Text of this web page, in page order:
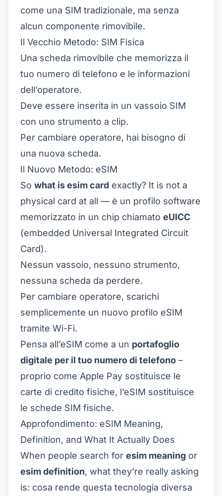
come una SIM tradizionale, ma senza
alcun componente rimovibile.
Il Vecchio Metodo: SIM Fisica
Una scheda rimovibile che memorizza il
tuo numero di telefono e le informazioni
dell’operatore.
Deve essere inserita in un vassoio SIM
con uno strumento a clip.
Per cambiare operatore, hai bisogno di
una nuova scheda.
Il Nuovo Metodo: eSIM
So what is esim card exactly? It is not a
physical card at all — è un profilo software
memorizzato in un chip chiamato eUICC
(embedded Universal Integrated Circuit
Card).
Nessun vassoio, nessuno strumento,
nessuna scheda da perdere.
Per cambiare operatore, scarichi
semplicemente un nuovo profilo eSIM
tramite Wi-Fi.
Pensa all’eSIM come a un portafoglio
digitale per il tuo numero di telefono –
proprio come Apple Pay sostituisce le
carte di credito fisiche, l’eSIM sostituisce
le schede SIM fisiche.
Approfondimento: eSIM Meaning,
Definition, and What It Actually Does
When people search for esim meaning or
esim definition, what they’re really asking
is: cosa rende questa tecnologia diversa